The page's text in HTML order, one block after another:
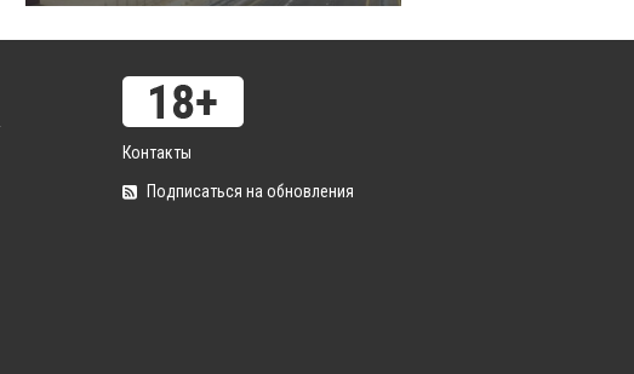
Контакты
Подписаться на обновления